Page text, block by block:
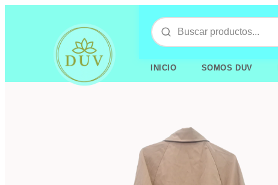
INICIO SOMOS DUV